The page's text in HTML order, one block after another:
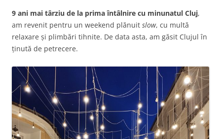
9 ani mai târziu de la prima întâlnire cu minunatul Cluj,
am revenit pentru un weekend plănuit slow, cu multă
relaxare și plimbări tihnite. De data asta, am găsit Clujul în
ținută de petrecere.